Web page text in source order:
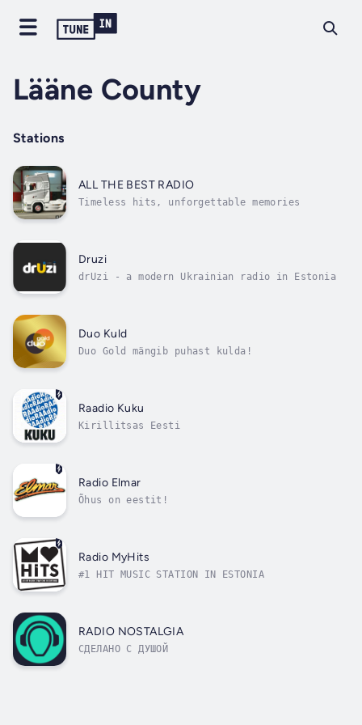
Lääne County
Stations
ALL THE BEST RADIO
Timeless hits, unforgettable memories
Druzi
drUzi - a modern Ukrainian radio in Estonia
Duo Kuld
Duo Gold mängib puhast kulda!
Raadio Kuku
Kirillitsas Eesti
Radio Elmar
Õhus on eestit!
Radio MyHits
#1 HIT MUSIC STATION IN ESTONIA
RADIO NOSTALGIA
СДЕЛАНО С ДУШОЙ